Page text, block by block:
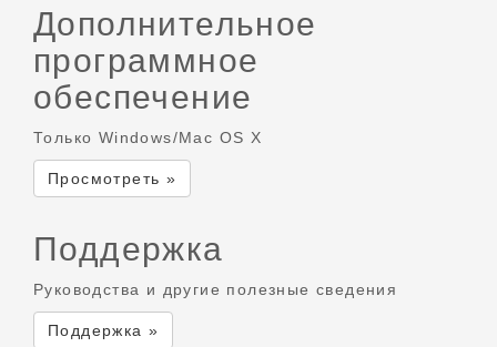
Дополнительное
программное
обеспечение
Только Windows/Mac OS X
Просмотреть »
Поддержка
Руководства и другие полезные сведения
Поддержка »